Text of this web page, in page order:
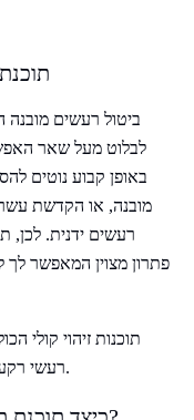
ביטול רעשים מובנה
לבלוט מעל שאר
באופן קבוע נוטים
מובנה, או הקדשת
רעשים ידנית. לכן,
פתרון מצוין המאפשר
תוכנות זיהוי קולי
רעשי רקע בזמן ההקלטה בצורה מהירה, קלה ופשוטה.